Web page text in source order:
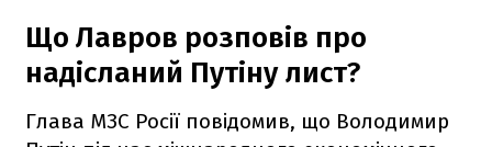
Що Лавров розповів про
надісланий Путіну лист?
Глава МЗС Росії повідомив, що Володимир